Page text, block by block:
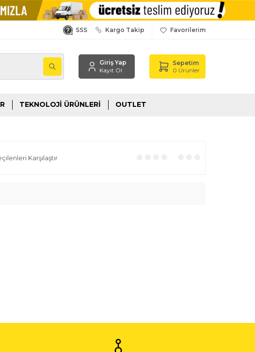
SSS Kargo Takip Favorilerim
Giriş Yap
Kayıt Ol
Sepetim
0 Ürünler
TEKNOLOJI ÜRÜNLERI OUTLET
Karşılaştır